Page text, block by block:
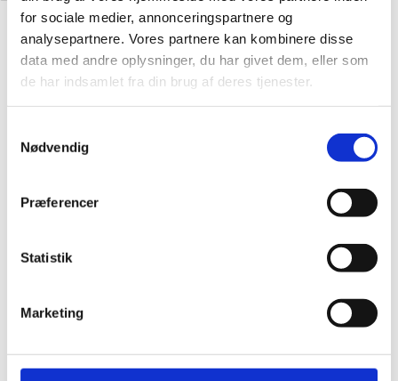
for sociale medier, annonceringspartnere og
analysepartnere. Vores partnere kan kombinere disse
data med andre oplysninger, du har givet dem, eller som
de har indsamlet fra din brug af deres tjenester.
Nødvendig
Præferencer
Statistik
Marketing
Udsolgt
Broderi
Solsort af Pelse Asboe
Prikker og striber – Pude